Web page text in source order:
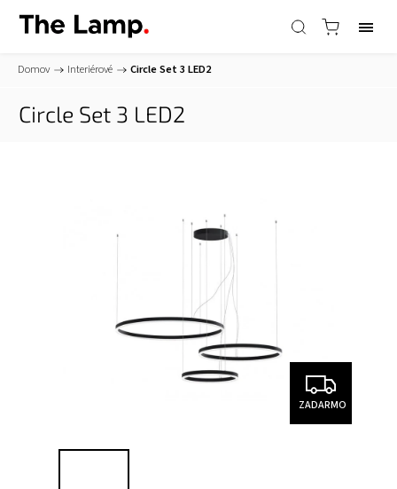
Domov / Interiérové / Circle Set 3 LED2
Circle Set 3 LED2
ZADARMO